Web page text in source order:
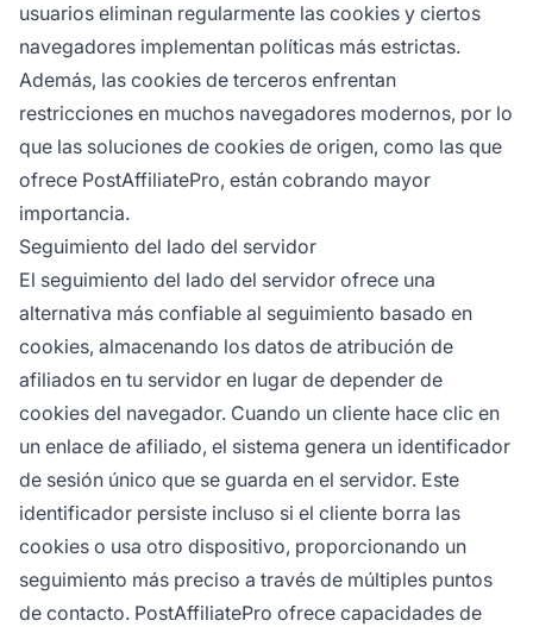
usuarios eliminan regularmente las cookies y ciertos
navegadores implementan políticas más estrictas.
Además, las cookies de terceros enfrentan
restricciones en muchos navegadores modernos, por lo
que las soluciones de cookies de origen, como las que
ofrece PostAffiliatePro, están cobrando mayor
importancia.
Seguimiento del lado del servidor
El seguimiento del lado del servidor ofrece una
alternativa más confiable al seguimiento basado en
cookies, almacenando los datos de atribución de
afiliados en tu servidor en lugar de depender de
cookies del navegador. Cuando un cliente hace clic en
un enlace de afiliado, el sistema genera un identificador
de sesión único que se guarda en el servidor. Este
identificador persiste incluso si el cliente borra las
cookies o usa otro dispositivo, proporcionando un
seguimiento más preciso a través de múltiples puntos
de contacto. PostAffiliatePro ofrece capacidades de